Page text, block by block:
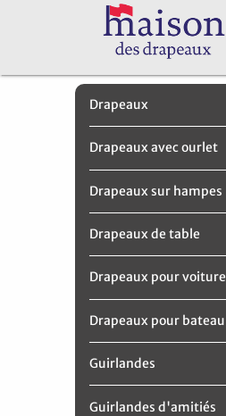
Drapeaux
Drapeaux avec ourlet
Drapeaux sur hampes
Drapeaux de table
Drapeaux pour voiture
Drapeaux pour bateau
Guirlandes
Guirlandes d'amitiés